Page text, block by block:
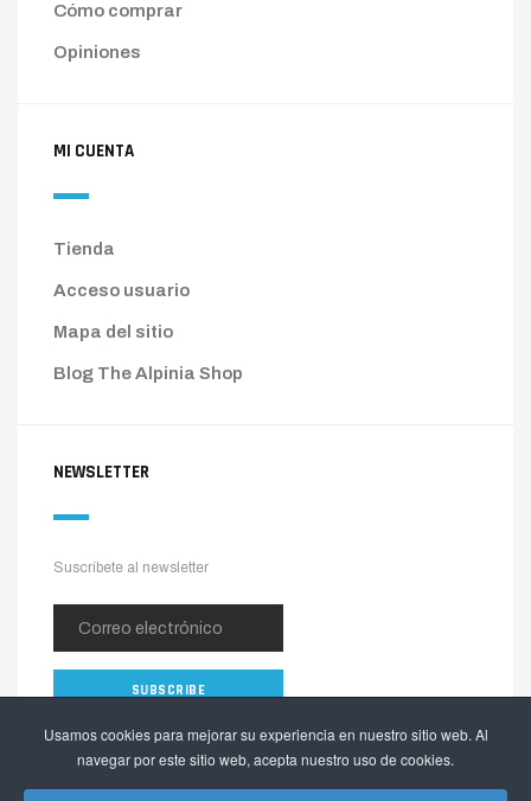
Usamos cookies para mejorar su experiencia en nuestro sitio web. Al
navegar por este sitio web, acepta nuestro uso de cookies.
Cómo comprar
Opiniones
MI CUENTA
Tienda
Acceso usuario
Mapa del sitio
Blog The Alpinia Shop
NEWSLETTER
Suscríbete al newsletter